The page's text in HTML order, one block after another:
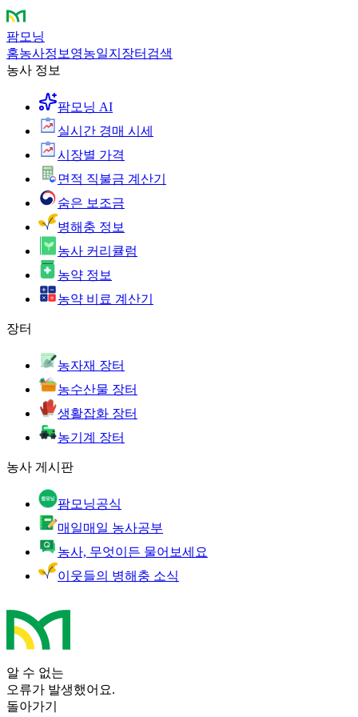
팜모닝
홈농사정보 영농일지 장터 검색
농사 정보
팜모닝 AI
실시간 경매 시세
시장별 가격
면적 직불금 계산기
숨은 보조금
병해충 정보
농사 커리큘럼
농약 정보
농약 비료 계산기
장터
농자재 장터
농수산물 장터
생활잡화 장터
농기계 장터
농사 게시판
팜모닝공식
매일매일 농사공부
농사, 무엇이든 물어보세요
이웃들의 병해충 소식
알 수 없는
오류가 발생했어요.
돌아가기